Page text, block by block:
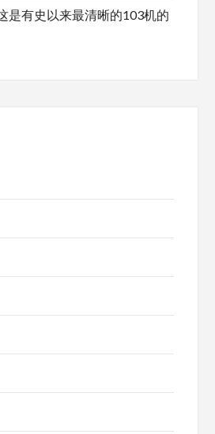
是有史以来最清晰的103机的